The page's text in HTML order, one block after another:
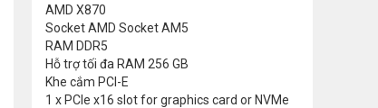
AMD X870
SocketAMD Socket AM5
RAM DDR5
Hỗ trợ tối đa RAM 256 GB
Khe cắm PCI-E
1 x PCIe x16 slot for graphics card or NVMe